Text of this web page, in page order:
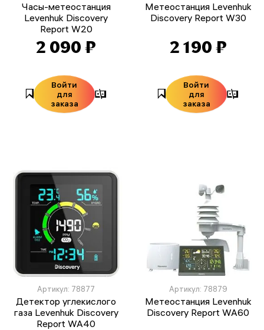
Часы-метеостанция
Levenhuk Discovery
Report W20
2 090 ₽
Войти
для
заказа
Метеостанция Levenhuk
Discovery Report W30
2 190 ₽
Войти
для
заказа
Артикул: 78877
Детектор углекислого
газа Levenhuk Discovery
Report WA40
Артикул: 78879
Метеостанция Levenhuk
Discovery Report WA60